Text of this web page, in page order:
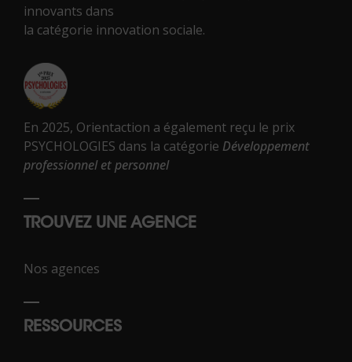
innovants dans
la catégorie innovation sociale.
En 2025, Orientaction a également reçu le prix
PSYCHOLOGIES dans la catégorie Développement
professionnel et personnel
TROUVEZ UNE AGENCE
Nos agences
RESSOURCES